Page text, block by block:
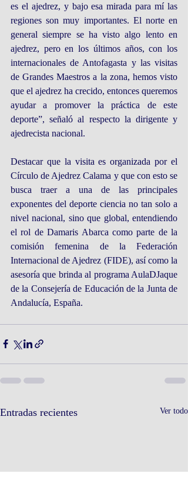
es el ajedrez, y bajo esa mirada para mí las
regiones son muy importantes. El norte en
general siempre se ha visto algo lento en
ajedrez, pero en los últimos años, con los
internacionales de Antofagasta y las visitas
de Grandes Maestros a la zona, hemos visto
que el ajedrez ha crecido, entonces queremos
ayudar a promover la práctica de este
deporte”, señaló al respecto la dirigente y
ajedrecista nacional.
Destacar que la visita es organizada por el
Círculo de Ajedrez Calama y que con esto se
busca traer a una de las principales
exponentes del deporte ciencia no tan solo a
nivel nacional, sino que global, entendiendo
el rol de Damaris Abarca como parte de la
comisión femenina de la Federación
Internacional de Ajedrez (FIDE), así como la
asesoría que brinda al programa AulaDJaque
de la Consejería de Educación de la Junta de
Andalucía, España.
Entradas recientes Ver todo